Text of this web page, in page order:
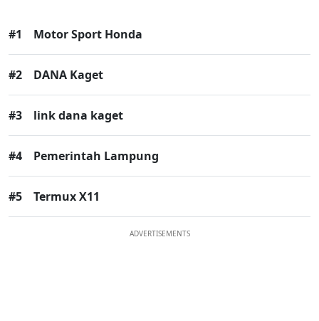
#1 Motor Sport Honda
#2 DANA Kaget
#3 link dana kaget
#4 Pemerintah Lampung
#5 Termux X11
ADVERTISEMENTS